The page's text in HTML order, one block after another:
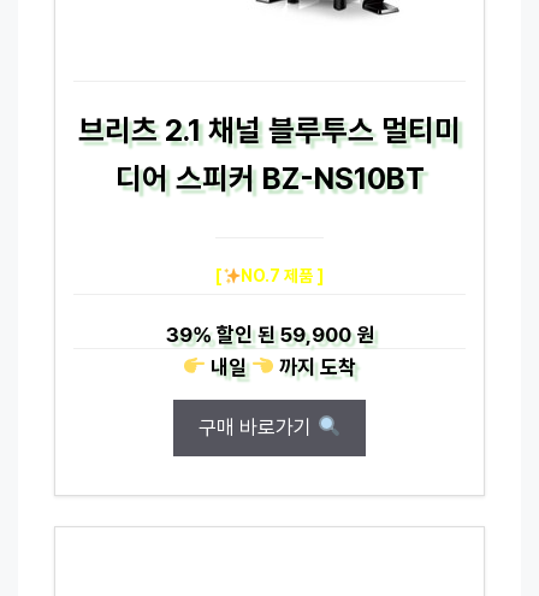
브리츠 2.1 채널 블루투스 멀티미
디어 스피커 BZ-NS10BT
[ NO.7 제품 ]
39%할인 된59,900 원
내일
까지도착
구매 바로가기